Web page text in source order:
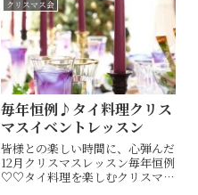
ロスには、群青色のキャンドル
と、パープルのナプキンを添えて
大人のクリスマスのテーブルに...
クリスマス会
毎年恒例♪タイ料理クリス
マスイベントレッスン
皆様との楽しい時間に、心弾んだ
12月クリスマスレッスン‪毎年恒例
♡♡タイ料理を楽しむクリスマス